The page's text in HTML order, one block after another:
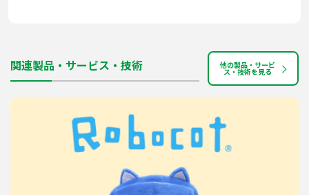
関連製品・サービス・技術 他の製品・サービ
ス・技術を見る